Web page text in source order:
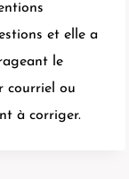
et elle a
le
courriel ou
à corriger.